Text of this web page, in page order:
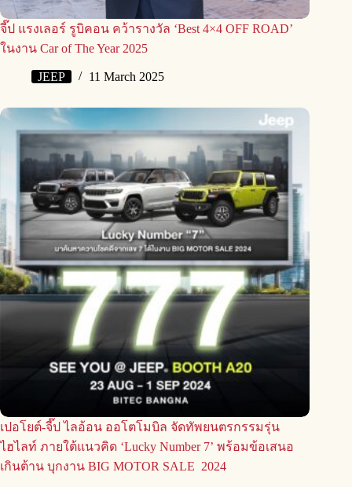
จี๊ป แรงเลอร์ รูบิคอน คว้ารางวัล ‘Best 4×4 OFF ROAD’
ในงาน Car of The Year 2025
JEEP 11 March 2025
เปอโยต์-จี๊ป ไลอ้อน ออโตโมบิล จัดทัพยนตรกรรมรุ่น
ไฮไลท์ ภายใต้แนวคิด ‘Lucky Number 7’ พร้อมข้อเสนอ
เกินต้าน บุกงาน BIG MOTOR SALE 2024